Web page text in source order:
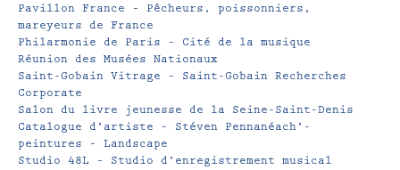
Pavillon France – Pêcheurs, poissonniers,
mareyeurs de France
Philarmonie de Paris – Cité de la musique
Réunion des Musées Nationaux
Saint-Gobain Vitrage – Saint-Gobain Recherches
Corporate
Salon du livre jeunesse de la Seine-Saint-Denis
Catalogue d’artiste – Stéven Pennanéach’-
peintures – Landscape
Studio 48L – Studio d’enregistrement musical